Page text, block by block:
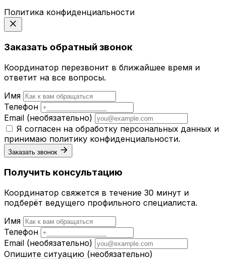
Политика конфиденциальности
Заказать обратный звонок
Координатор перезвонит в ближайшее время и
ответит на все вопросы.
Имя
Телефон
Email (необязательно)
Я согласен на обработку персональных данных и
принимаю политику конфиденциальности.
Заказать звонок
Получить консультацию
Координатор свяжется в течение 30 минут и
подберёт ведущего профильного специалиста.
Имя
Телефон
Email (необязательно)
Опишите ситуацию (необязательно)